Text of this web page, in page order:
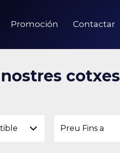
Promoción Contactar
cotxes
Preu Fins a